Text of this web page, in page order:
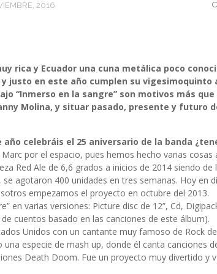
2016
rica y Ecuador una cuna metálica poco
justo en este año cumplen su vigesimoquinto
“Inmerso en la sangre” son motivos más
Molina, y situar pasado, presente y futuro
año celebráis el 25 aniversario de la banda
por el espacio, pues hemos hecho varias
Red Ale de 6,6 grados a inicios de 2014 siendo de
agotaron 400 unidades en tres semanas. Hoy en
empezamos el proyecto en octubre del 2013.
en varias versiones: Picture disc de 12”, Cd,
cuentos basado en las canciones de este álbum).
Unidos con un cantante muy famoso de Rock
una especie de mash up, donde él canta canciones
Death Doom. Fue un proyecto muy divertido y